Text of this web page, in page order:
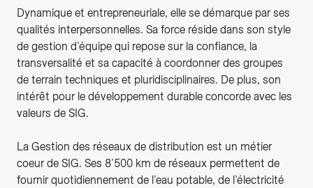
Dynamique et entrepreneuriale, elle se démarque par ses
qualités interpersonnelles. Sa force réside dans son style
de gestion d’équipe qui repose sur la confiance, la
transversalité et sa capacité à coordonner des groupes
de terrain techniques et pluridisciplinaires. De plus, son
intérêt pour le développement durable concorde avec les
valeurs de SIG.
La Gestion des réseaux de distribution est un métier
coeur de SIG. Ses 8’500 km de réseaux permettent de
fournir quotidiennement de l’eau potable, de l’électricité